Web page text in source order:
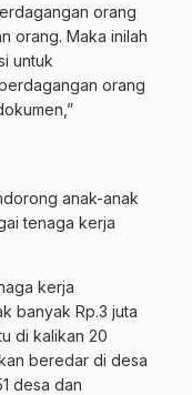
orang
orang. Maka inilah
untuk
orang
anak-anak
tenaga kerja
kerja
banyak Rp.3 juta
di kalikan 20
beredar di desa
desa dan